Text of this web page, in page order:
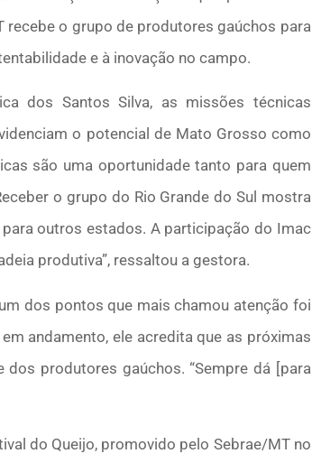
recebe o grupo de produtores gaúchos para
e à inovação no campo.
dos Santos Silva, as missões técnicas
o potencial de Mato Grosso como
são uma oportunidade tanto para quem
o grupo do Rio Grande do Sul mostra
outros estados. A participação do Imac
produtiva”, ressaltou a gestora.
dos pontos que mais chamou atenção foi
andamento, ele acredita que as próximas
produtores gaúchos. “Sempre dá [para
do Queijo, promovido pelo Sebrae/MT no